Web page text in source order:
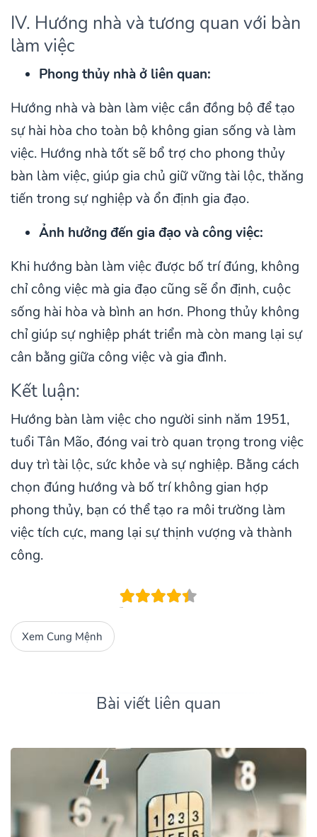
IV. Hướng nhà và tương quan với bàn
làm việc
Phong thủy nhà ở liên quan:
Hướng nhà và bàn làm việc cần đồng bộ để tạo
sự hài hòa cho toàn bộ không gian sống và làm
việc. Hướng nhà tốt sẽ bổ trợ cho phong thủy
bàn làm việc, giúp gia chủ giữ vững tài lộc, thăng
tiến trong sự nghiệp và ổn định gia đạo.
Ảnh hưởng đến gia đạo và công việc:
Khi hướng bàn làm việc được bố trí đúng, không
chỉ công việc mà gia đạo cũng sẽ ổn định, cuộc
sống hài hòa và bình an hơn. Phong thủy không
chỉ giúp sự nghiệp phát triển mà còn mang lại sự
cân bằng giữa công việc và gia đình.
Kết luận:
Hướng bàn làm việc cho người sinh năm 1951,
tuổi Tân Mão, đóng vai trò quan trọng trong việc
duy trì tài lộc, sức khỏe và sự nghiệp. Bằng cách
chọn đúng hướng và bố trí không gian hợp
phong thủy, bạn có thể tạo ra môi trường làm
việc tích cực, mang lại sự thịnh vượng và thành
công.
Xem Cung Mệnh
Bài viết liên quan